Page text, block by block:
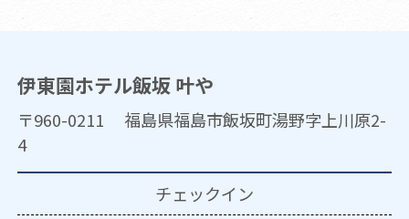
伊東園ホテル飯坂 叶や
〒960-0211 福島県福島市飯坂町湯野字上川原2-
4
チェックイン